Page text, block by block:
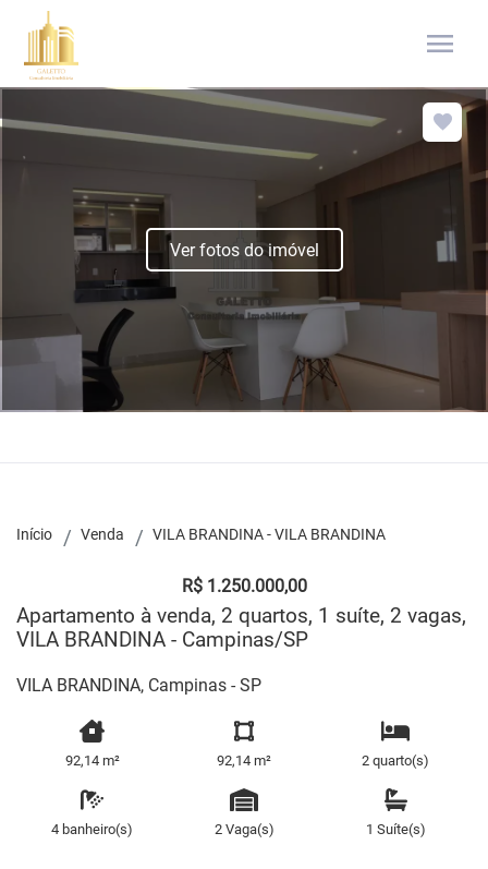
menu
Ver fotos do imóvel
Início Venda VILA BRANDINA - VILA BRANDINA
R$ 1.250.000,00
Apartamento à venda, 2 quartos, 1 suíte, 2 vagas,
VILA BRANDINA - Campinas/SP
VILA BRANDINA, Campinas - SP
92,14 m² 92,14 m² 2 quarto(s)
4 banheiro(s) 2 Vaga(s) 1 Suíte(s)